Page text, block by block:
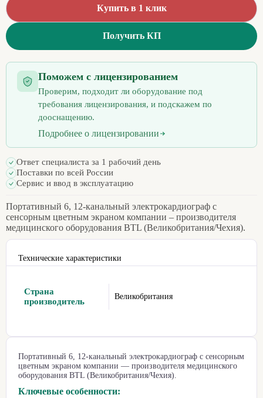
Купить в 1 клик
Получить КП
Поможем с лицензированием
Проверим, подходит ли оборудование под
требования лицензирования, и подскажем по
дооснащению.
Подробнее о лицензировании
Ответ специалиста за 1 рабочий день
Поставки по всей России
Сервис и ввод в эксплуатацию
Портативный 6, 12-канальный электрокардиограф с
сенсорным цветным экраном компании – производителя
медицинского оборудования BTL (Великобритания/Чехия).
Технические характеристики
Страна
производитель
Великобритания
Портативный 6, 12-канальный электрокардиограф с сенсорным
цветным экраном компании — производителя медицинского
оборудования BTL (Великобритания/Чехия).
Ключевые особенности: